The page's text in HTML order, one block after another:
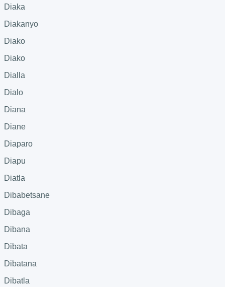
Diaka
Diakanyo
Diako
Diako
Dialla
Dialo
Diana
Diane
Diaparo
Diapu
Diatla
Dibabetsane
Dibaga
Dibana
Dibata
Dibatana
Dibatla